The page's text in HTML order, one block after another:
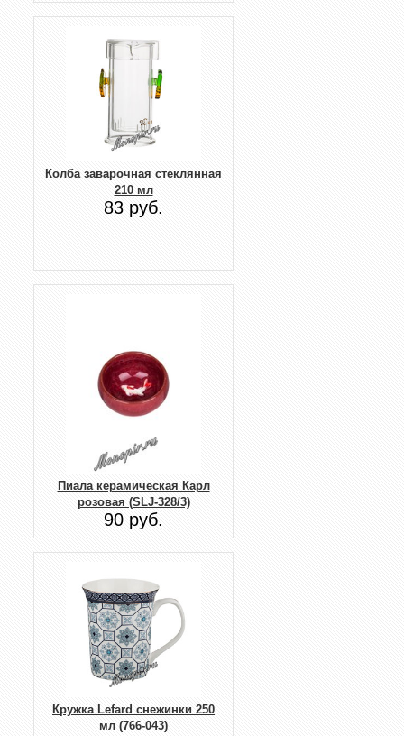
Колба заварочная стеклянная
210 мл
83 руб.
Пиала керамическая Карл
розовая (SLJ-328/3)
90 руб.
Кружка Lefard снежинки 250
мл (766-043)